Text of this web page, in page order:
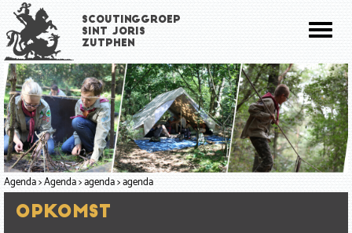
Overslaan
en
naar
de
inhoud
gaan
Toggle
Scoutinggroep
Sint Joris
Zutphen
Agenda Agenda agenda agenda
Opkomst